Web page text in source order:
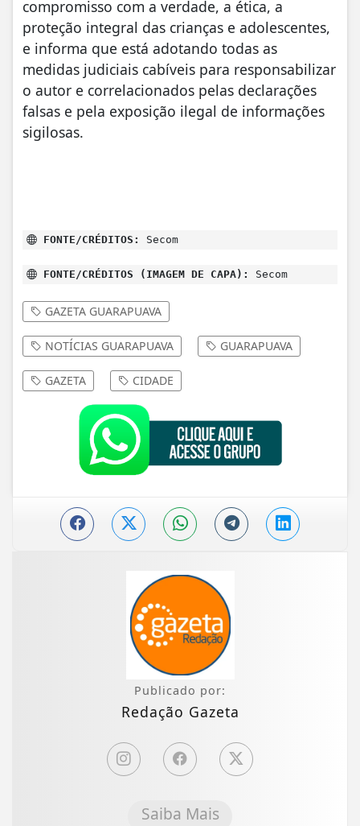
compromisso com a verdade, a ética, a
proteção integral das crianças e adolescentes,
e informa que está adotando todas as
medidas judiciais cabíveis para responsabilizar
o autor e correlacionados pelas declarações
falsas e pela exposição ilegal de informações
sigilosas.
FONTE/CRÉDITOS: Secom
FONTE/CRÉDITOS (IMAGEM DE CAPA): Secom
GAZETA GUARAPUAVA
NOTÍCIAS GUARAPUAVA GUARAPUAVA
GAZETA CIDADE
Publicado por:
Redação Gazeta
Saiba Mais